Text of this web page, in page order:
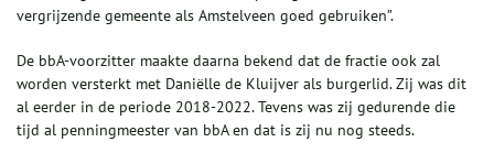
vergrijzende gemeente als Amstelveen goed gebruiken”.
De bbA-voorzitter maakte daarna bekend dat de fractie ook zal
worden versterkt met Daniëlle de Kluijver als burgerlid. Zij was dit
al eerder in de periode 2018-2022. Tevens was zij gedurende die
tijd al penningmeester van bbA en dat is zij nu nog steeds.